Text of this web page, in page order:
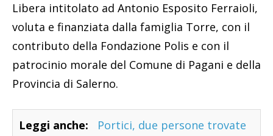
Libera intitolato ad Antonio Esposito Ferraioli,
voluta e finanziata dalla famiglia Torre, con il
contributo della Fondazione Polis e con il
patrocinio morale del Comune di Pagani e della
Provincia di Salerno.
Leggi anche:
Portici, due persone trovate